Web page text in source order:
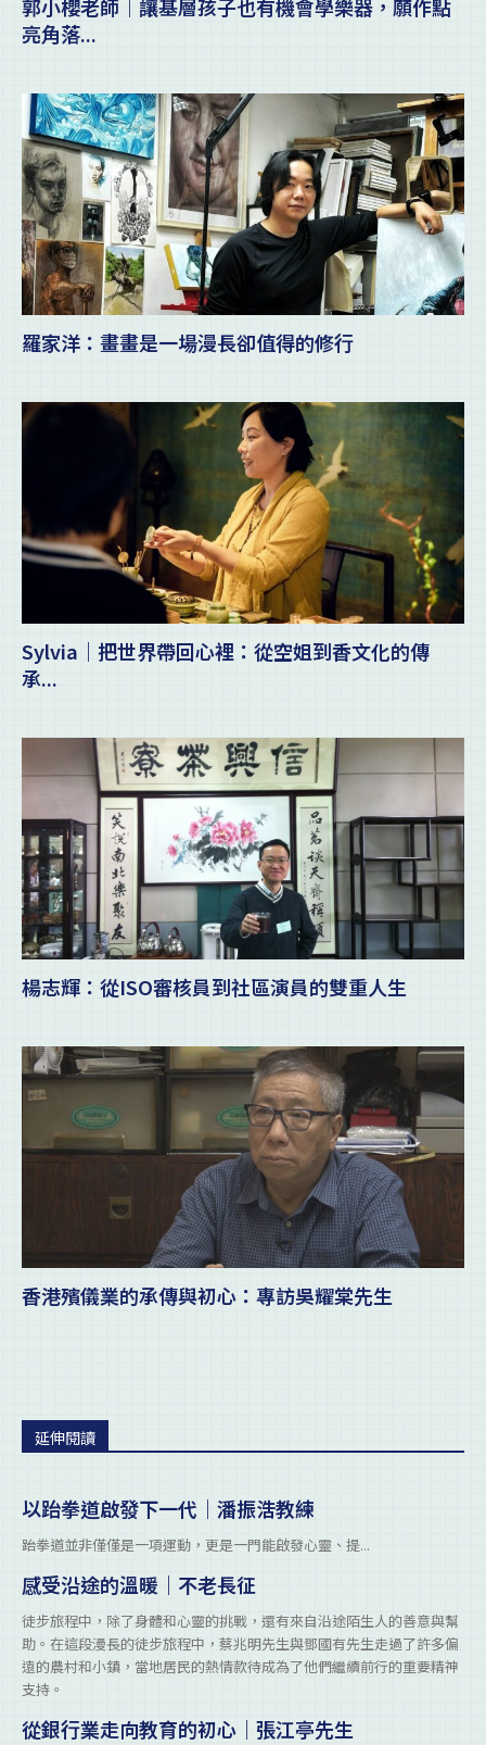
郭小櫻老師｜讓基層孩子也有機會學樂器，願作點
亮角落...
羅家洋：畫畫是一場漫長卻值得的修行
Sylvia｜把世界帶回心裡：從空姐到香文化的傳
承...
楊志輝：從ISO審核員到社區演員的雙重人生
香港殯儀業的承傳與初心：專訪吳耀棠先生
延伸閱讀
以跆拳道啟發下一代｜潘振浩教練
跆拳道並非僅僅是一項運動，更是一門能啟發心靈、提...
感受沿途的溫暖｜不老長征
徒步旅程中，除了身體和心靈的挑戰，還有來自沿途陌生人的善意與幫
助。在這段漫長的徒步旅程中，蔡兆明先生與鄧國有先生走過了許多偏
遠的農村和小鎮，當地居民的熱情款待成為了他們繼續前行的重要精神
支持。
從銀行業走向教育的初心｜張江亭先生